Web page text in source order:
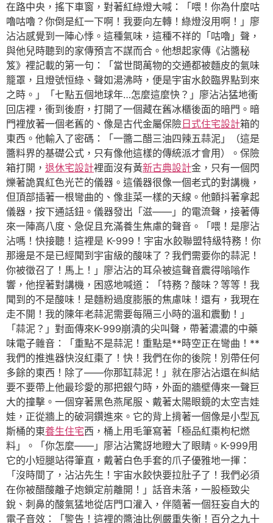
在路中央，搖下車窗，對著紅綠燈大喊：「喂！你為什麼咕
嚕咕嚕？你倒是紅一下啊！我要向左轉！綠燈沒用啊！」廖
沾沾感覺到一陣心悸。這種氣味，這種不祥的「咕嚕」聲，
與他兒時聽到的家傳預言不謀而合。他想起家傳《沾醬秘
笈》裡記載的第一句：「當世間萬物的交通都被麵皮的氣味
籠罩，且燈號恒綠、聲如湯沸時，便是宇宙水餃臨界點到來
之時。」「七點五個地球年…怎麼這麼快？」廖沾沾猛地衝
回店裡，衝到後廚，打開了一個藏在舊冰櫃後面的暗門。暗
門裡放著一個老舊的、像是古代金屬保險 日式住宅設計箱的
東西。他輸入了密碼：「一醬二醋三油四辣五蒜泥」（這是
醬料界的基礎公式，只有像他這樣的傳統派才會用）。保險
箱打開， 退休宅設計裡面沒有黃新古典設計金，只有一個閃
爍著詭異紅色光芒的儀器。這儀器很像一個老式的對講機，
但頂部插著一根彎曲的、像韭菜一樣的天線。他顫抖著拿起
儀器，按下通話鈕。儀器發出「滋——」的電流聲，接著傳
來一陣高八度、急促且充滿養生焦慮的聲音。「喂！是廖沾
沾嗎！快接聽！這裡是 K-999！宇宙水餃聯盟特級特務！你
那邊是不是已經聞到宇宙級的酸味了？我們需要你的蒜泥！
你被徵召了！馬上！」廖沾沾的耳朵被這聲音震得嗡嗡作
響，他捏著對講機，困惑地喊道：「特務？酸味？等等！我
聞到的不是酸味！是麵粉過度膨脹的焦慮味！還有，我現在
走不開！我的陳年老蒜泥需要每隔三小時的溫和震動！」
「蒜泥？」對面傳來K-999崩潰的尖叫聲，帶著濃濃的中藥
味電子雜音：「重點不是蒜泥！重點是**時空正在彎曲！**
我們的推進器快沒紅棗了！快！我們在你的後院！別帶任何
多餘的東西！除了——你那缸蒜泥！」就在廖沾沾還在糾結
要不要帶上他最珍愛的那把銀勺時，外面的牆壁傳來一聲巨
大的撞擊。一個穿著黑色燕尾服、戴著太陽眼鏡的太空吉娃
娃，正從牆上的破洞鑽進來。它的背上揹著一個像是小型瓦
斯桶的東養生住宅西，桶上用毛筆寫著「極品紅棗枸杞燃
料」。「你怎麼——」廖沾沾驚訝地瞪大了眼睛。K-999用
它的小短腿站得筆直，戴著白色手套的爪子優雅地一揮：
「沒時間了，沾沾先生！宇宙水餃快要拉肚子了！我們必須
在你被醋酸離子炮鎖定前離開！」話音未落，一股極致尖
銳、刺鼻的酸氣猛地從店門口灌入，伴隨著一個狂妄自大的
電子音效：「警告！這裡的醬油比例嚴重失衡！百分之九十